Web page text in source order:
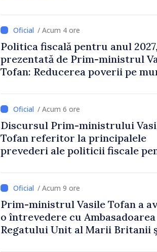
/ Acum 4 ore
Politica fiscală pentru anul 2027,
prezentată de Prim-ministrul
Tofan: Reducerea poverii pe
/ Acum 6 ore
Discursul Prim-ministrului
Tofan referitor la principalele
prevederi ale politicii fiscale
/ Acum 9 ore
Prim-ministrul Vasile Tofan a
o întrevedere cu Ambasadoarea
Regatului Unit al Marii Britanii